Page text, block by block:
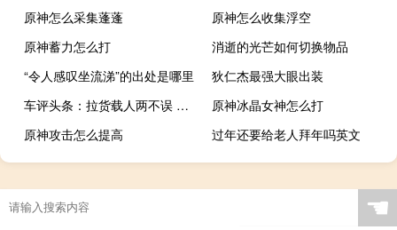
原神怎么采集蓬蓬
原神怎么收集浮空
原神蓄力怎么打
消逝的光芒如何切换物品
“令人感叹坐流涕”的出处是哪里
狄仁杰最强大眼出装
车评头条：拉货载人两不误 试驾郑州日产锐骐皮卡
原神冰晶女神怎么打
原神攻击怎么提高
过年还要给老人拜年吗英文
☚